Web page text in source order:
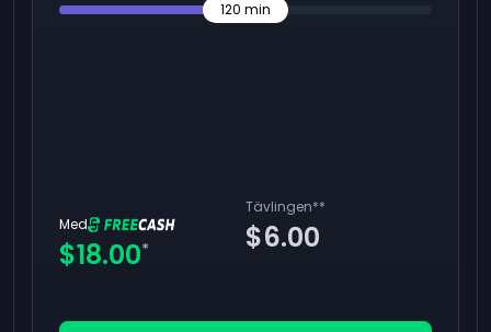
120 min
Med
$18.00*
Tävlingen**
$6.00